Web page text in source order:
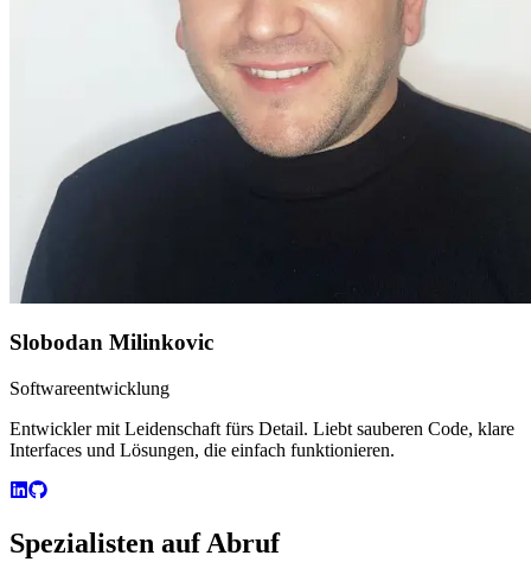
Slobodan Milinkovic
Softwareentwicklung
Entwickler mit Leidenschaft fürs Detail. Liebt sauberen Code, klare
Interfaces und Lösungen, die einfach funktionieren.
Spezialisten auf Abruf